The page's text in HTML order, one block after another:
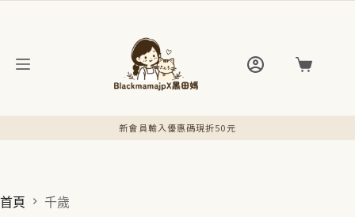
購
新會員輸入優惠碼現折50元
首頁 千歲